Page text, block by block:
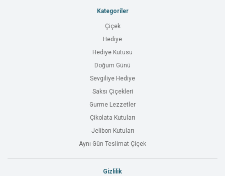
Kategoriler
Çiçek
Hediye
Hediye Kutusu
Doğum Günü
Sevgiliye Hediye
Saksı Çiçekleri
Gurme Lezzetler
Çikolata Kutuları
Jelibon Kutuları
Aynı Gün Teslimat Çiçek
Gizlilik